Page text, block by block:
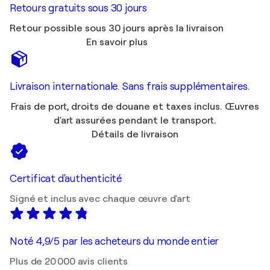
Retours gratuits sous 30 jours
Retour possible sous 30 jours après la livraison
En savoir plus
Livraison internationale. Sans frais supplémentaires.
Frais de port, droits de douane et taxes inclus. Œuvres
d'art assurées pendant le transport.
Détails de livraison
Certificat d'authenticité
Signé et inclus avec chaque œuvre d'art
Noté 4,9/5 par les acheteurs du monde entier
Plus de 20 000 avis clients